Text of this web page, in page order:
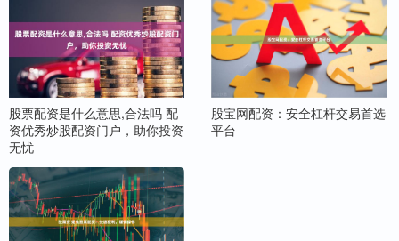
股票配资是什么意思,合法吗 配
资优秀炒股配资门户，助你投资
无忧
股宝网配资：安全杠杆交易首选
平台